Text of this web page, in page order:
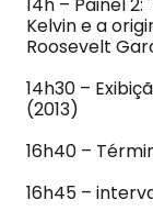
Kelvin e a
Roosevelt
14h30 –
(2013)
16h40 –
16h45 –